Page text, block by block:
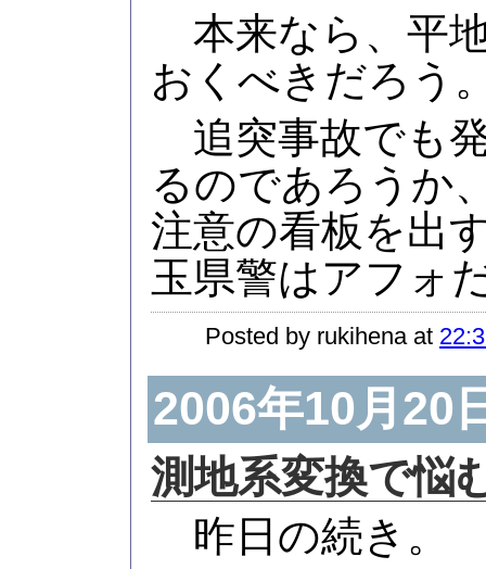
本来なら、平
おくべきだろう
追突事故でも
るのであろうか
注意の看板を出
玉県警はアフォ
Posted by rukihena at
2006年10月20
測地系変換で悩
昨日の続き。